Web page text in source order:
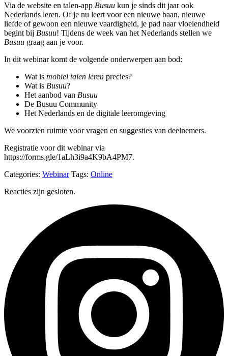
Via de website en talen-app Busuu kun je sinds dit jaar ook
Nederlands leren. Of je nu leert voor een nieuwe baan, nieuwe
liefde of gewoon een nieuwe vaardigheid, je pad naar vloeiendheid
begint bij Busuu! Tijdens de week van het Nederlands stellen we
Busuu graag aan je voor.
In dit webinar komt de volgende onderwerpen aan bod:
Wat is mobiel talen leren precies?
Wat is Busuu?
Het aanbod van Busuu
De Busuu Community
Het Nederlands en de digitale leeromgeving
We voorzien ruimte voor vragen en suggesties van deelnemers.
Registratie voor dit webinar via
https://forms.gle/1aLh3i9a4K9bA4PM7.
Categories: Webinar Tags: Online
Reacties zijn gesloten.